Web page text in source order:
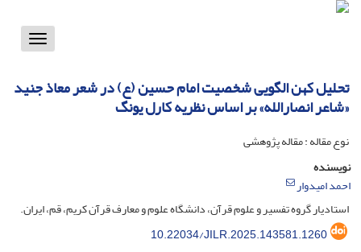
Toggle
تحلیل کهن الگویی شخصیت امام حسین (ع) در شعر معاذ جنید
«شاعر انصارالله» بر اساس نظریه کارل یونگ
نوع مقاله : مقاله پژوهشی
نویسنده
احمد امیدوار
استادیار گروه تفسیر و علوم قرآن، دانشگاه علوم و معارف قرآن کریم، قم، ایران.
10.22034/JILR.2025.143581.1260